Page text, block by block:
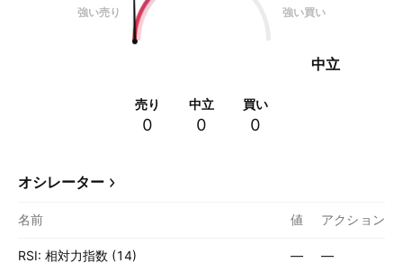
強い売り 強い買い
中立
売り
0
中立
0
買い
0
オシレーター
名前 値 アクション
RSI: 相対力指数 (14) — —